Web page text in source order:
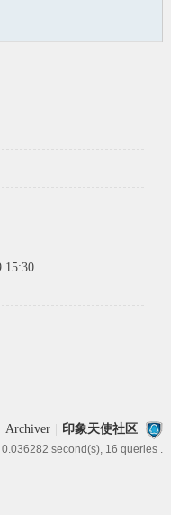
15:30
Archiver 印象天使社区
second(s), 16 queries .